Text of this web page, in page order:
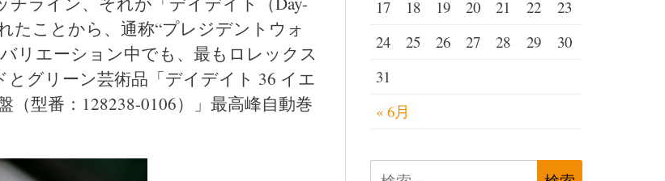
たことから、通称“プレジデントウォ
リエーション中でも、最もロレックス
グリーン芸術品「デイデイト 36 イエ
型番：128238-0106）」最高峰自動巻
« 6月
17
18 19 20 21 22
23
24
25 26 27 28 29
30
31
検